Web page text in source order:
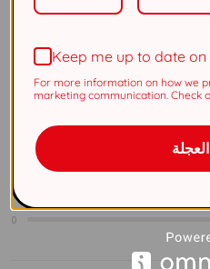
0
0
Keep me up to date
For more information on how we
marketing communication. Check